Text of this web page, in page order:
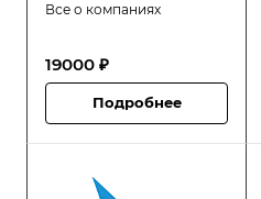
Все о компаниях
19000 ₽
Подробнее